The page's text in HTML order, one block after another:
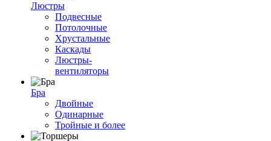
Люстры
Подвесные
Потолочные
Хрустальные
Каскады
Люстры-
вентиляторы
Бра
Двойные
Одинарные
Тройные и более